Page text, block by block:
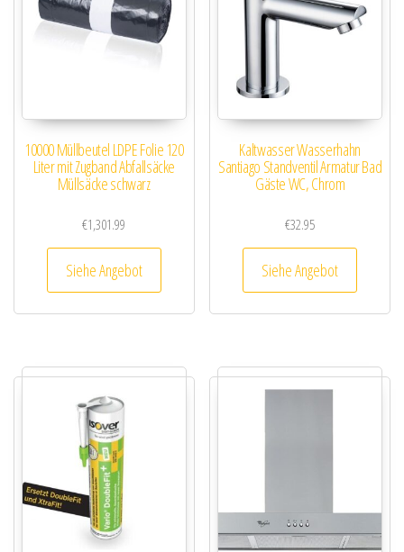
10000 Müllbeutel LDPE Folie 120
Liter mit Zugband Abfallsäcke
Müllsäcke schwarz
€1,301.99
Siehe Angebot
Kaltwasser Wasserhahn
Santiago Standventil Armatur Bad
Gäste WC, Chrom
€32.95
Siehe Angebot